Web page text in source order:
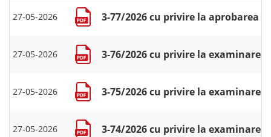
27-05-2026 3-77/2026 cu privire la aprobarea
27-05-2026 3-76/2026 cu privire la
27-05-2026 3-75/2026 cu privire la
27-05-2026 3-74/2026 cu privire la